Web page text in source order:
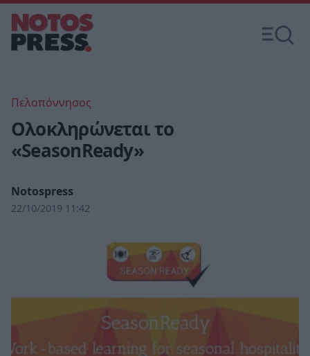
Πελοπόννησος
Ολοκληρώνεται το
«SeasonReady»
Notospress
22/10/2019 11:42